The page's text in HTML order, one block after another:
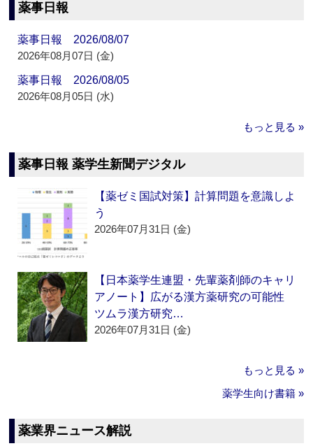
薬事日報
薬事日報 2026/08/07
2026年08月07日 (金)
薬事日報 2026/08/05
2026年08月05日 (水)
もっと見る »
薬事日報 薬学生新聞デジタル
【薬ゼミ国試対策】計算問題を意識しよ
う
2026年07月31日 (金)
【日本薬学生連盟・先輩薬剤師のキャリ
アノート】広がる漢方薬研究の可能性
ツムラ漢方研究…
2026年07月31日 (金)
もっと見る »
薬学生向け書籍 »
薬業界ニュース解説